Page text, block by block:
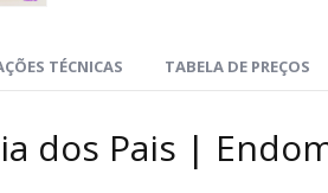
TÉCNICAS TABELA DE PREÇOS
dos Pais |